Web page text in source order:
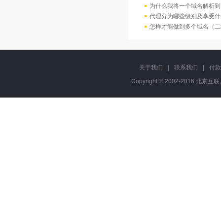
为什么我将一个域名解析
代理分为哪些级别及享受
怎样才能做到多个域名（
关于我们 | 联系我们 |
付
Copyright © 2002-2016 北京互